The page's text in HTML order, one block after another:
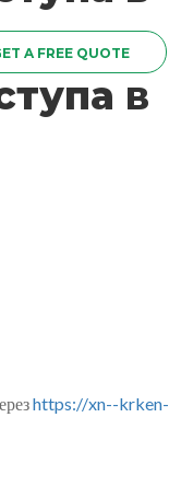
A FREE QUOTE
в
https://xn--krken-